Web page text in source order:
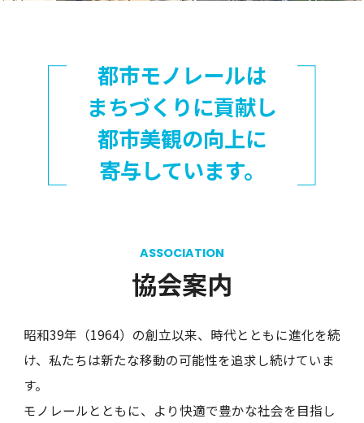
都市モノレールは
まちづくりに貢献し
都市美観の向上に
寄与しています。
ASSOCIATION
協会案内
昭和39年（1964）の創立以来、時代とともに進化を続
け、私たちは新たな移動の可能性を追求し続けていま
す。
モノレールとともに、より快適で豊かな社会を目指し